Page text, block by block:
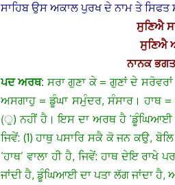
ਸਾਹਿਬ ਉਸ ਅਕਾਲ ਪੁਰਖ ਦੇ ਨਾਮ ਤੇ ਸਿਫਤ
ਸੁਣਿਐ
ਸੁਣਿਐ
ਨਾਨਕ
ਪਦ ਅਰਥ: ਸਰਾ ਗੁਣਾ ਕੇ = ਗੁਣਾਂ ਦੇ
ਅਸਗਾਹੁ = ਡੂੰਘਾ ਸਮੁੰਦਰ, ਸੰਸਾਰ। ਹਾਥ
(ੁ) ਨਹੀਂ ਹੈ। ਇਸ ਦਾ ਅਰਥ ਹੈ ‘ਡੂੰਘਿਆਈ
ਜਿਵੇਂ: (1) ਹਾਥੁ ਪਸਾਰਿ ਸਕੈ ਕੋ ਜਨ ਕਉ,
‘ਹਾਥ’ ਵਾਲਾ ਹੀ ਹੈ, ਜਿਵੇਂ: ਹਾਥ ਦੇਇ
ਜਾਂਦੀ ਹੈ, ਡੂੰਘਿਆਈ ਦਾ ਪਤਾ ਲੱਗ ਜਾਂਦਾ ਹੈ,